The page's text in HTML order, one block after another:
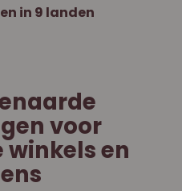
in 9 landen
voor
en